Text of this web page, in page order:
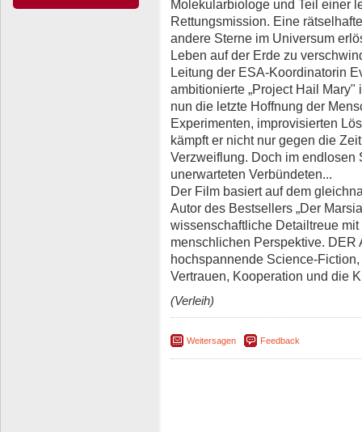
Molekularbiologe und Teil einer
Rettungsmission. Eine
andere Sterne im Universum
Leben auf der Erde zu
Leitung der ESA-Koordinatorin
ambitionierte „Project Hail
nun die letzte Hoffnung der
Experimenten, improvisierten
kämpft er nicht nur gegen die
Verzweiflung. Doch im endlosen
unerwarteten Verbündeten...
Der Film basiert auf dem
Autor des Bestsellers „Der
wissenschaftliche Detailtreue
menschlichen Perspektive.
hochspannende Science-
Vertrauen, Kooperation und die
(Verleih)
Weitersagen Feedback